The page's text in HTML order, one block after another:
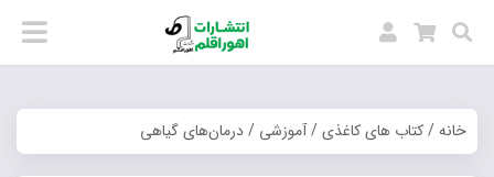
خانه/کتاب های کاغذی/آموزشی / درمان‌های گیاهی